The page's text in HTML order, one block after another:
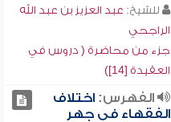
للشيخ: عبد العزيز بن عبد الله
الراجحي
جزء من محاضرة ( دروس في
العقيدة [14])
الفهرس:اختلاف
الفقهاء في جهر